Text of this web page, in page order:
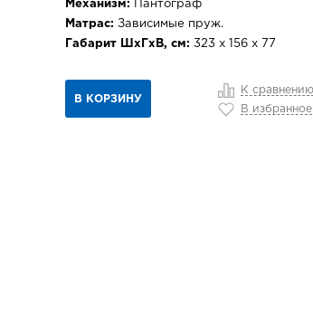
Механизм: Пантограф
Матрас: Зависимые пруж.
Габарит ШхГхВ, см: 323 х 156 х 77
В КОРЗИНУ
К сравнению
В избранное